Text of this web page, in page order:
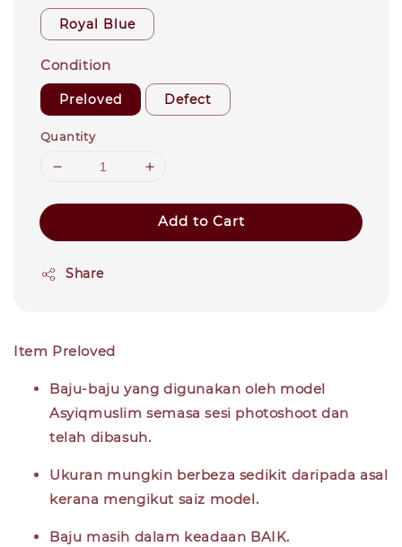
Royal Blue
Condition
Preloved Defect
Quantity
Add to Cart
Share
Item Preloved
Baju-baju yang digunakan oleh model
Asyiqmuslim semasa sesi photoshoot dan
telah dibasuh.
Ukuran mungkin berbeza sedikit daripada asal
kerana mengikut saiz model.
Baju masih dalam keadaan BAIK.